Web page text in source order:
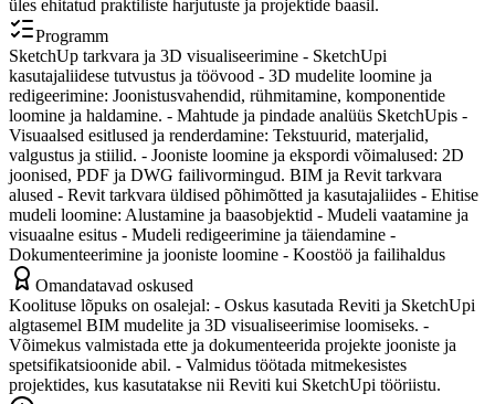
üles ehitatud praktiliste harjutuste ja projektide baasil.
Programm
SketchUp tarkvara ja 3D visualiseerimine - SketchUpi
kasutajaliidese tutvustus ja töövood - 3D mudelite loomine ja
redigeerimine: Joonistusvahendid, rühmitamine, komponentide
loomine ja haldamine. - Mahtude ja pindade analüüs SketchUpis -
Visuaalsed esitlused ja renderdamine: Tekstuurid, materjalid,
valgustus ja stiilid. - Jooniste loomine ja ekspordi võimalused: 2D
joonised, PDF ja DWG failivormingud. BIM ja Revit tarkvara
alused - Revit tarkvara üldised põhimõtted ja kasutajaliides - Ehitise
mudeli loomine: Alustamine ja baasobjektid - Mudeli vaatamine ja
visuaalne esitus - Mudeli redigeerimine ja täiendamine -
Dokumenteerimine ja jooniste loomine - Koostöö ja failihaldus
Omandatavad oskused
Koolituse lõpuks on osalejal: - Oskus kasutada Reviti ja SketchUpi
algtasemel BIM mudelite ja 3D visualiseerimise loomiseks. -
Võimekus valmistada ette ja dokumenteerida projekte jooniste ja
spetsifikatsioonide abil. - Valmidus töötada mitmekesistes
projektides, kus kasutatakse nii Reviti kui SketchUpi tööriistu.